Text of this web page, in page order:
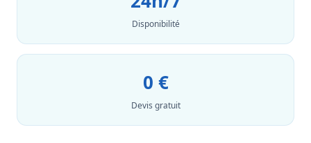
Disponibilité
0 €
Devis gratuit